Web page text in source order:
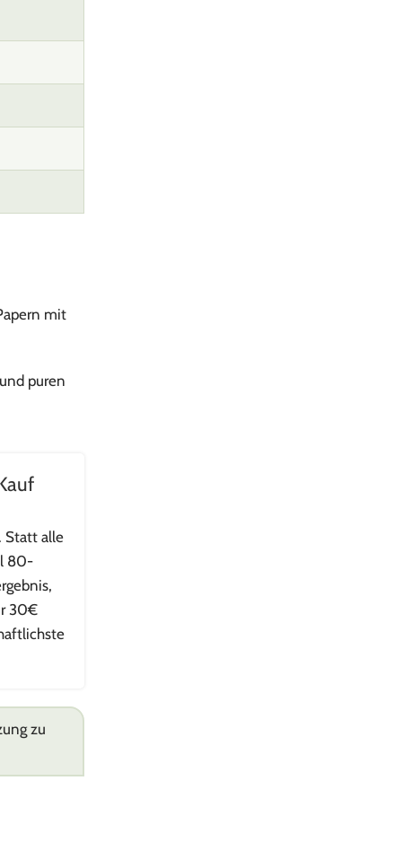
mit
puren
Statt alle
80-
30€
zu